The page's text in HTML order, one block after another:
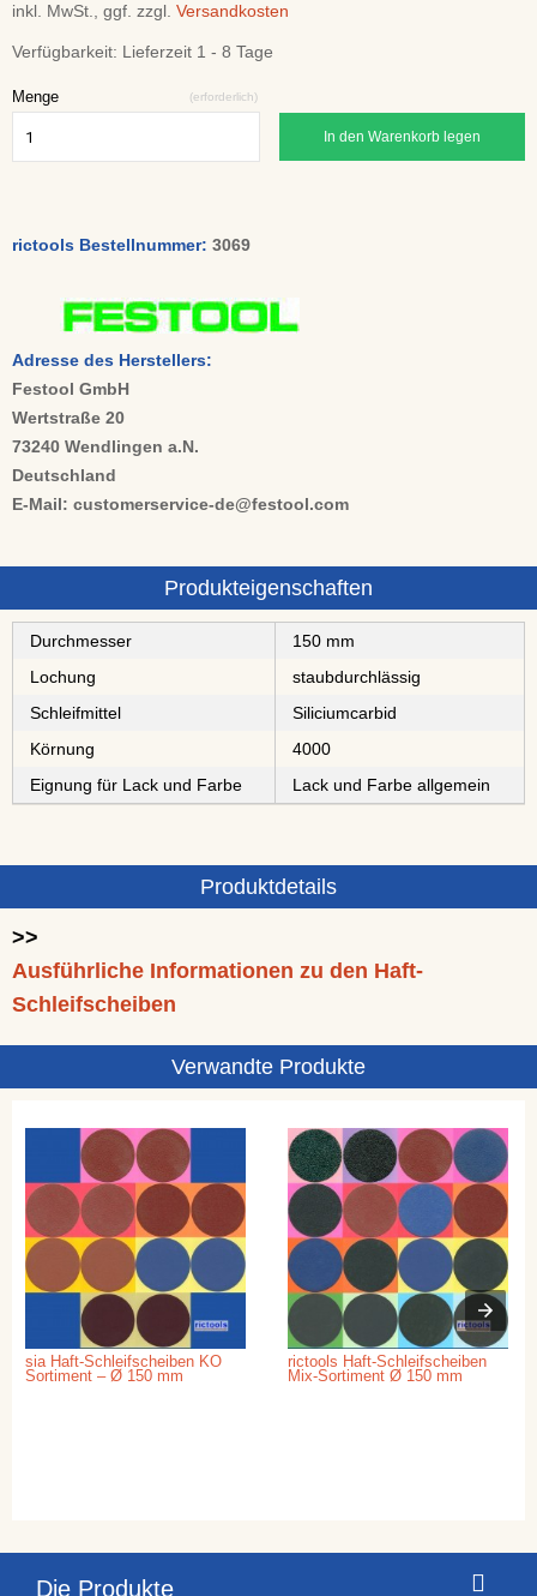
inkl. MwSt., ggf. zzgl. Versandkosten
Verfügbarkeit: Lieferzeit 1 - 8 Tage
Menge (erforderlich)
In den Warenkorb legen
rictools Bestellnummer: 3069
Adresse des Herstellers:
Festool GmbH
Wertstraße 20
73240 Wendlingen a.N.
Deutschland
E-Mail: customerservice-de@festool.com
Produkteigenschaften
Durchmesser
150 mm
Lochung
staubdurchlässig
Schleifmittel
⁠⁠⁠⁠⁠⁠⁠⁠Siliciumcarbid
Körnung
4000
Eignung für Lack und Farbe
Lack und Farbe allgemein
Produktdetails
>>
Ausführliche Informationen zu den Haft-
Schleifscheiben
Verwandte Produkte
sia Haft-Schleifscheiben KO
Sortiment – Ø 150 mm
rictools Haft-Schleifscheiben
Mix-Sortiment Ø 150 mm
Die Produkte